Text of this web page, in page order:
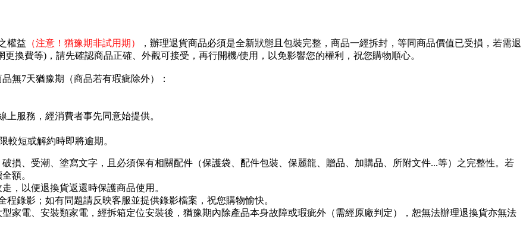
權益 （注意！猶豫期非試用期）
，辦理退貨商品必須是全新狀態且包裝完整，商品一經拆封，等同商品價值已受損，若需退
換費等)，請先確認商品正確、外觀可接受，再行開機/使用，以免影響您的權利，祝您購物順心。
無7天猶豫期（商品若有瑕疵除外）：
服務，經消費者事先同意始提供。
較短或解約時即將逾期。
損、受潮、塗寫文字，且必須保有相關配件（保護袋、配件包裝、保麗龍、贈品、加購品、所附文件...等）之完整性。若
額。
，以便退換貨返還時保護商品使用。
錄影；如有問題請反映客服並提供錄影檔案，祝您購物愉快。
家電、安裝類家電，經拆箱定位安裝後，猶豫期內除產品本身故障或瑕疵外（需經原廠判定），恕無法辦理退換貨亦無法